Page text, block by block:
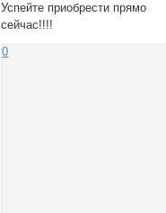
Успейте приобрести прямо
сейчас!!!!
0